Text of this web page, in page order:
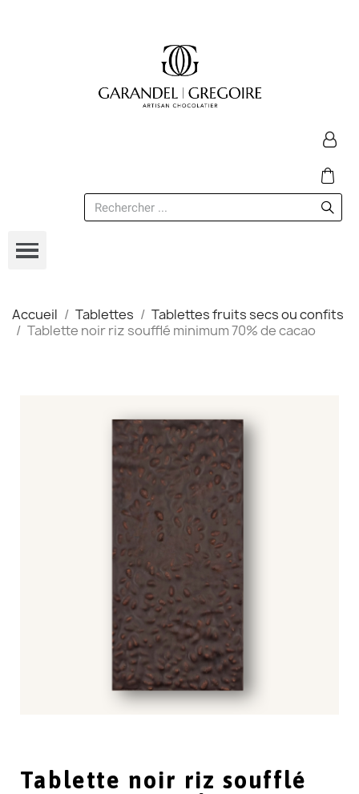
Accueil Tablettes
Tablettes fruits secs ou confits
Tablette noir riz soufflé minimum 70% de cacao
Tablette noir riz soufflé